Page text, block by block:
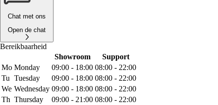
Chat met ons
Open de chat
Bereikbaarheid
Showroom
Support
Mo Monday 09:00 - 18:00 08:00 - 22:00
Tu Tuesday 09:00 - 18:00 08:00 - 22:00
We Wednesday 09:00 - 18:00 08:00 - 22:00
Th Thursday 09:00 - 21:00 08:00 - 22:00